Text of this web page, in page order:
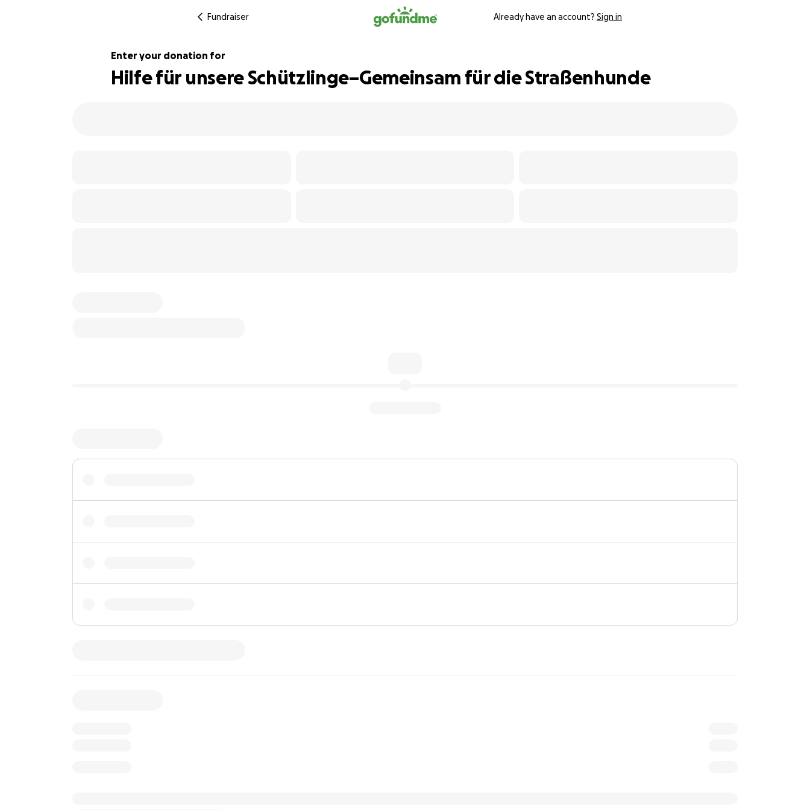
Fundraiser Already have an account? Sign in
Enter your donation for
Hilfe für unsere Schützlinge–Gemeinsam für die Straßenhunde